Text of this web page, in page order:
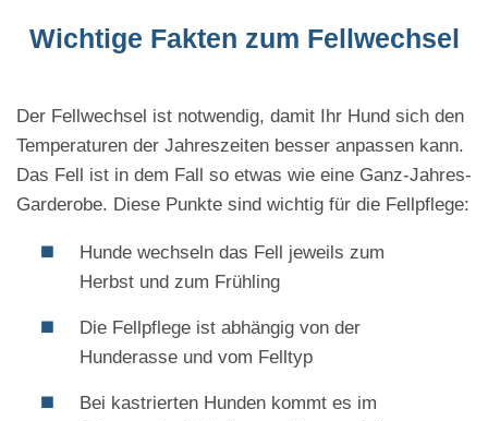
Wichtige Fakten zum Fellwechsel
Der Fellwechsel ist notwendig, damit Ihr Hund sich den
Temperaturen der Jahreszeiten besser anpassen kann.
Das Fell ist in dem Fall so etwas wie eine Ganz-Jahres-
Garderobe. Diese Punkte sind wichtig für die Fellpflege:
Hunde wechseln das Fell jeweils zum
Herbst und zum Frühling
Die Fellpflege ist abhängig von der
Hunderasse und vom Felltyp
Bei kastrierten Hunden kommt es im